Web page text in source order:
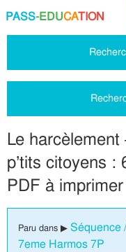
PASS-EDUCATION
Le
p’tits citoyens :
PDF à imprimer
Paru dans ▶ Séquence
7eme Harmos 7P